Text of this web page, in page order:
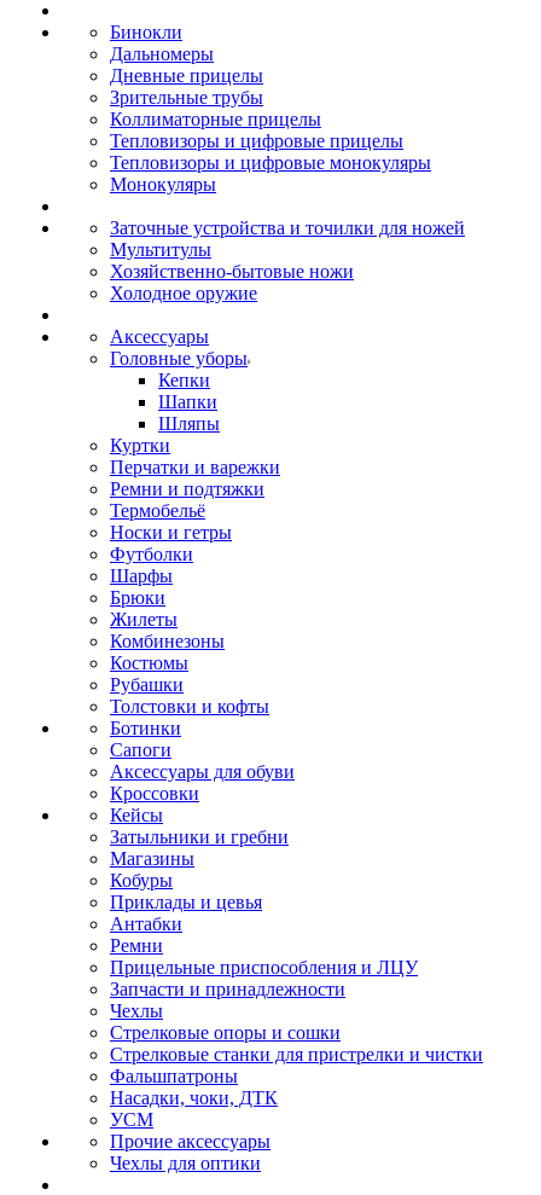
Бинокли
Дальномеры
Дневные прицелы
Зрительные трубы
Коллиматорные прицелы
Тепловизоры и цифровые прицелы
Тепловизоры и цифровые монокуляры
Монокуляры
Заточные устройства и точилки для ножей
Мультитулы
Хозяйственно-бытовые ножи
Холодное оружие
Аксессуары
Головные уборы
Кепки
Шапки
Шляпы
Куртки
Перчатки и варежки
Ремни и подтяжки
Термобельё
Носки и гетры
Футболки
Шарфы
Брюки
Жилеты
Комбинезоны
Костюмы
Рубашки
Толстовки и кофты
Ботинки
Сапоги
Аксессуары для обуви
Кроссовки
Кейсы
Затыльники и гребни
Магазины
Кобуры
Приклады и цевья
Антабки
Ремни
Прицельные приспособления и ЛЦУ
Запчасти и принадлежности
Чехлы
Стрелковые опоры и сошки
Стрелковые станки для пристрелки и чистки
Фальшпатроны
Насадки, чоки, ДТК
УСМ
Прочие аксессуары
Чехлы для оптики